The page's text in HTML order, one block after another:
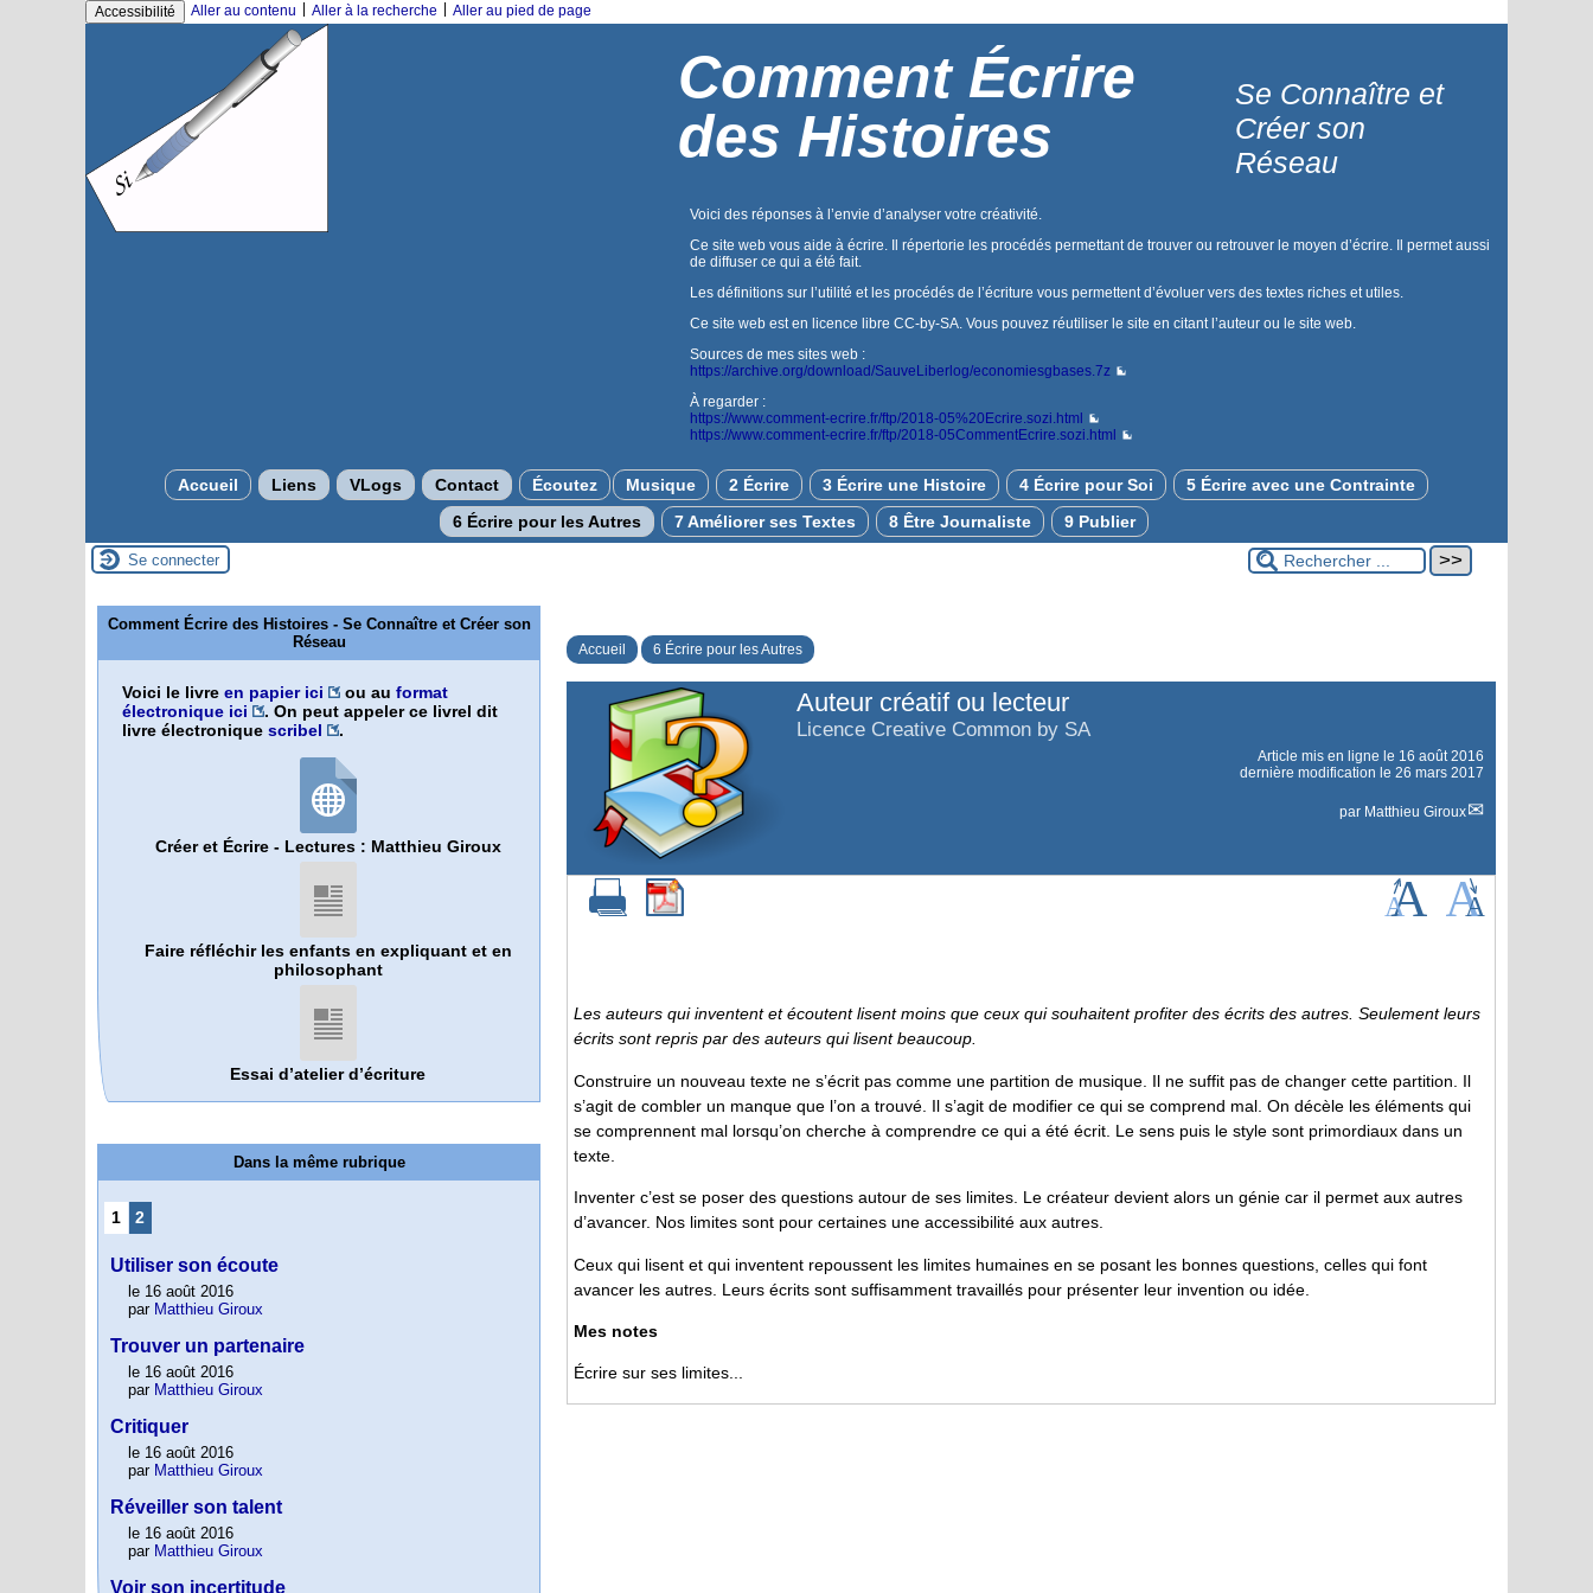
Accessibilité Aller au contenu Aller à la recherche Aller au pied de page
Comment Écrire
des Histoires
Se Connaître et
Créer son
Réseau
Voici des réponses à l’envie d’analyser votre créativité.
Ce site web vous aide à écrire. Il répertorie les procédés permettant de trouver ou retrouver le moyen d’écrire. Il permet aussi
de diffuser ce qui a été fait.
Les définitions sur l’utilité et les procédés de l’écriture vous permettent d’évoluer vers des textes riches et utiles.
Ce site web est en licence libre CC-by-SA. Vous pouvez réutiliser le site en citant l’auteur ou le site web.
Sources de mes sites web :
https://archive.org/download/SauveLiberlog/economiesgbases.7z
À regarder :
https://www.comment-ecrire.fr/ftp/2018-05%20Ecrire.sozi.html
https://www.comment-ecrire.fr/ftp/2018-05CommentEcrire.sozi.html
Accueil Liens VLogs Contact Écoutez Musique 2 Écrire 3 Écrire une Histoire 4 Écrire pour Soi
5 Écrire avec une Contrainte
6 Écrire pour les Autres
7 Améliorer ses Textes 8 Être Journaliste 9 Publier
Se connecter
Accueil 6 Écrire pour les Autres
Auteur créatif ou lecteur
Licence Creative Common by SA
Article mis en ligne le 16 août 2016
dernière modification le 26 mars 2017
par Matthieu Giroux
Les auteurs qui inventent et écoutent lisent moins que ceux qui souhaitent profiter des écrits des autres. Seulement leurs
écrits sont repris par des auteurs qui lisent beaucoup.
Construire un nouveau texte ne s’écrit pas comme une partition de musique. Il ne suffit pas de changer cette partition. Il
s’agit de combler un manque que l’on a trouvé. Il s’agit de modifier ce qui se comprend mal. On décèle les éléments qui
se comprennent mal lorsqu’on cherche à comprendre ce qui a été écrit. Le sens puis le style sont primordiaux dans un
texte.
Inventer c’est se poser des questions autour de ses limites. Le créateur devient alors un génie car il permet aux autres
d’avancer. Nos limites sont pour certaines une accessibilité aux autres.
Ceux qui lisent et qui inventent repoussent les limites humaines en se posant les bonnes questions, celles qui font
avancer les autres. Leurs écrits sont suffisamment travaillés pour présenter leur invention ou idée.
Mes notes
Écrire sur ses limites...
Comment Écrire des Histoires - Se Connaître et Créer son
Réseau
Voici le livre en papier ici ou au format
électronique ici
. On peut appeler ce livrel dit
livre électronique scribel .
Créer et Écrire - Lectures : Matthieu Giroux
Faire réfléchir les enfants en expliquant et en
philosophant
Essai d’atelier d’écriture
Dans la même rubrique
1 2
Utiliser son écoute
le 16 août 2016
par Matthieu Giroux
Trouver un partenaire
le 16 août 2016
par Matthieu Giroux
Critiquer
le 16 août 2016
par Matthieu Giroux
Réveiller son talent
le 16 août 2016
par Matthieu Giroux
Voir son incertitude